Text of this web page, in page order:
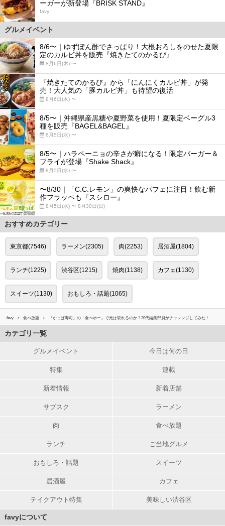
ーガーが新登場『BRISK STAND』
favy
グルメイベント
8/6〜｜ゆずぽん酢でさっぱり！大根おろしをのせた夏限
定のカルビ丼を販売『焼きたてのかるび』
8月6日(木) 〜
『焼きたてのかるび』から「にんにくカルビ丼」が発
売！大人気の「豚カルビ丼」も待望の復活
8月6日(木) 〜
8/5〜｜沖縄県産黒糖や夏野菜を使用！夏限定ベーグル3
種を販売『BAGEL&BAGEL』
8月5日(水) 〜
8/5〜｜ハラペーニョの辛さが癖になる！限定バーガー＆
フライが登場『Shake Shack』
8月5日(水) 〜
〜8/30｜「C.C.レモン」の爽快なパフェに注目！飲む新
作フラッペも『スシロー』
8月5日(水) 〜 8月30日(日)
おすすめカテゴリー
東京都(7546) ラーメン(2305) 肉(2253) 居酒屋(1804)
ランチ(1225) 渋谷区(1215) 焼肉(1138) カフェ(1130)
スイーツ(1130) おもしろ・話題(1065)
favy 食べ放題 『かっぱ寿司』の「食べホー」で元は取れるのか？20代編集部員がチャレンジしてみた！
カテゴリ一覧
グルメイベント 今日は何の日
特集 連載
新着情報 新着店舗
サブスク ラーメン
肉 食べ放題
ランチ ご当地グルメ
おもしろ・話題 スイーツ
居酒屋 カフェ
テイクアウト特集 美味しい渋谷区
favyについて